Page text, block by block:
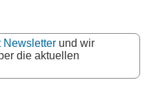
Newsletter und wir
die aktuellen